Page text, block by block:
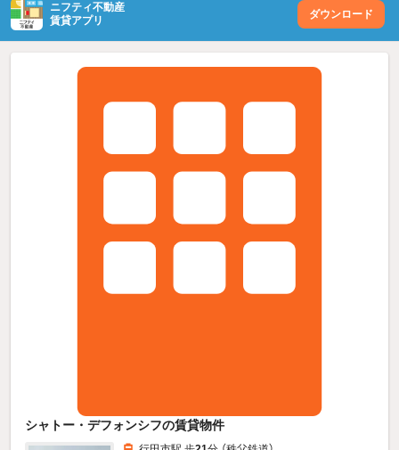
ニフティ不動産
賃貸アプリ
ダウンロード
シャトー・デフォンシフの賃貸物件